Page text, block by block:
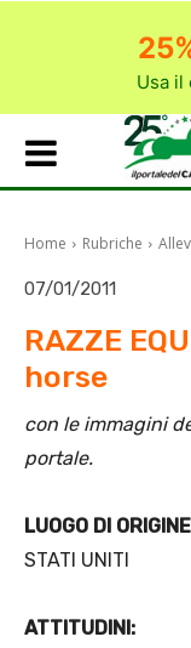
Usa il
Home Rubriche
07/01/2011
RAZZE
horse
con le immagini
portale.
LUOGO DI
STATI UNITI
ATTITUDINI: